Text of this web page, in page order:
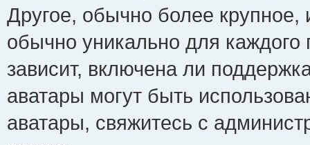
Другое, обычно более крупное,
обычно уникально для каждого
зависит, включена ли
аватары могут быть
аватары, свяжитесь с